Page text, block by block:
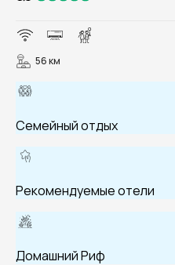
56 км
Семейный отдых
Рекомендуемые отели
Домашний Риф